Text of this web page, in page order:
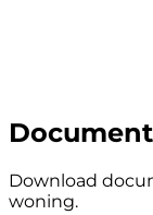
Download
woning.